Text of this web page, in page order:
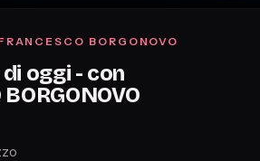
BORGONOVO
oggi - con